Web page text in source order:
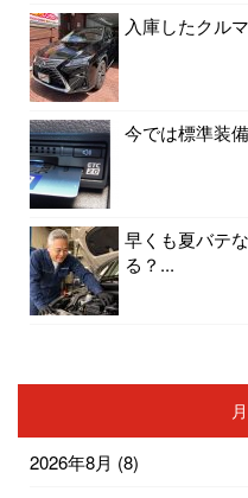
入庫したクル
今では標準装
早くも夏バテ
る？...
2026年8月 (8)